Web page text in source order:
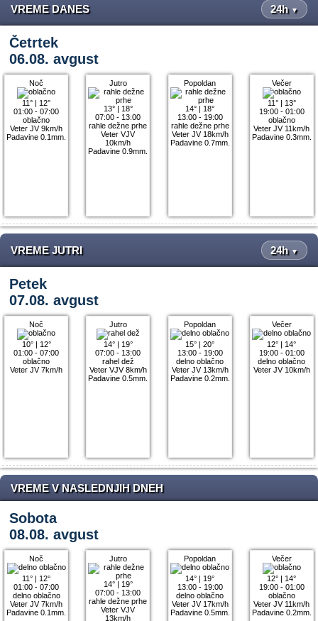
VREME DANES 24h ▼
Četrtek
06.08. avgust
Noč
11° | 12°
01:00 - 07:00
oblačno
Veter JV 9km/h
Padavine 0.1mm.
Jutro
13°| 18°
07:00 - 13:00
rahle dežne prhe
Veter VJV
10km/h
Padavine 0.9mm.
Popoldan
14° | 18°
13:00 - 19:00
rahle dežne prhe
Veter JV 18km/h
Padavine 0.7mm.
Večer
11°| 13°
19:00 - 01:00
oblačno
Veter JV 11km/h
Padavine 0.3mm.
VREME JUTRI 24h ▼
Petek
07.08. avgust
Noč
10°| 12°
01:00 - 07:00
oblačno
Veter JV 7km/h
Jutro
14°| 19°
07:00 - 13:00
rahel dež
Veter VJV 8km/h
Padavine 0.5mm.
Popoldan
15° |20°
13:00 - 19:00
delno oblačno
Veter JV 13km/h
Padavine 0.2mm.
Večer
12° | 14°
19:00 - 01:00
delno oblačno
Veter JV 10km/h
VREME V NASLEDNJIH DNEH
Sobota
08.08. avgust
Noč
11° | 12°
01:00 - 07:00
delno oblačno
Veter JV 7km/h
Padavine 0.1mm.
Jutro
14°| 19°
07:00 - 13:00
rahle dežne prhe
Veter VJV
13km/h
Popoldan
14° | 19°
13:00 - 19:00
delno oblačno
Veter JV 17km/h
Padavine 0.5mm.
Večer
12° | 14°
19:00 - 01:00
oblačno
Veter JV 11km/h
Padavine 0.2mm.